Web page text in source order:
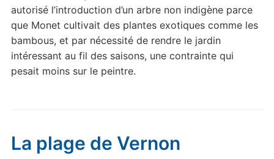
autorisé l’introduction d’un arbre non indigène parce
que Monet cultivait des plantes exotiques comme les
bambous, et par nécessité de rendre le jardin
intéressant au fil des saisons, une contrainte qui
pesait moins sur le peintre.
La plage de Vernon